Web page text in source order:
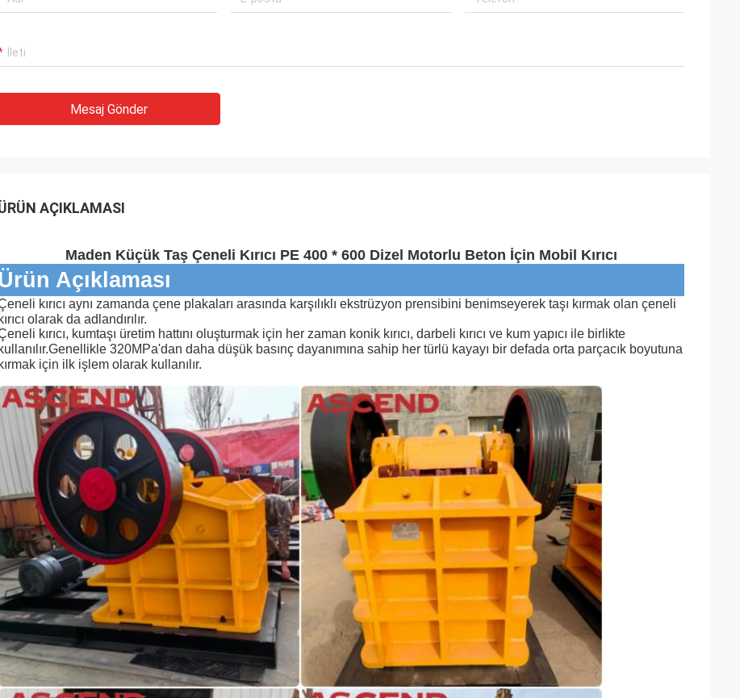
Mesaj Gönder
AÇIKLAMASI
Maden Küçük Taş Çeneli Kırıcı PE 400 * 600 Dizel Motorlu Beton İçin Mobil Kırıcı
Açıklaması
kırıcı aynı zamanda çene plakaları arasında karşılıklı ekstrüzyon prensibini benimseyerek taşı kırmak olan çeneli
kırıcı olarak da adlandırılır.
kırıcı, kumtaşı üretim hattını oluşturmak için her zaman konik kırıcı, darbeli kırıcı ve kum yapıcı ile birlikte
kullanılır.Genellikle 320MPa'dan daha düşük basınç dayanımına sahip her türlü kayayı bir defada orta parçacık boyutuna
kırmak için ilk işlem olarak kullanılır.